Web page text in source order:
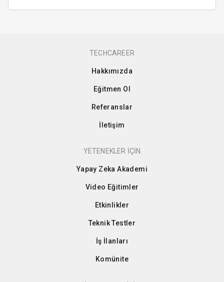
TECHCAREER
Hakkımızda
Eğitmen Ol
Referanslar
İletişim
YETENEKLER İÇİN
Yapay Zeka Akademi
Video Eğitimler
Etkinlikler
Teknik Testler
İş İlanları
Komünite